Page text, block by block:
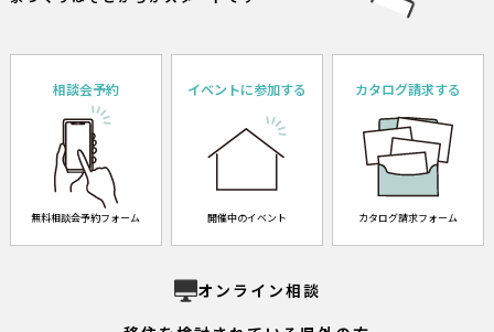
相談会予約
無料相談会予約フォーム
イベントに参加する
開催中のイベント
カタログ請求する
カタログ請求フォーム
オンライン相談